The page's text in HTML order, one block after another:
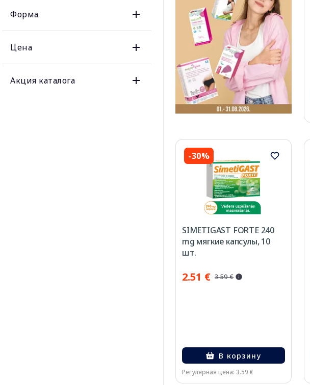
Форма
Цена
Акция каталога
-30%
SIMETIGAST FORTE 240
mg мягкие капсулы, 10
шт.
2.51 € 3.59 €
В корзину
Регулярная цена: 3.59 €